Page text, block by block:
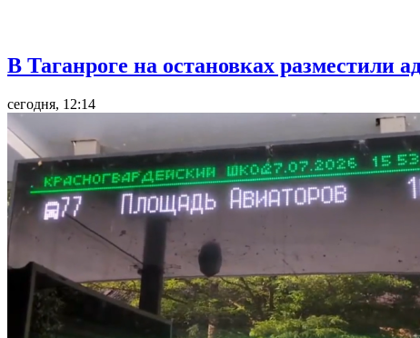
В Таганроге на остановках разместили
сегодня, 12:14